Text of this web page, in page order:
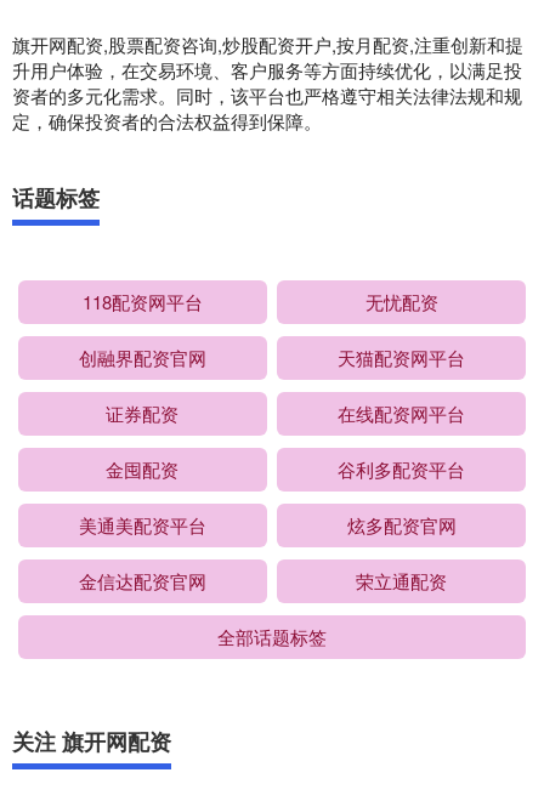
旗开网配资,股票配资咨询,炒股配资开户,按月配资,注重创新和提
升用户体验，在交易环境、客户服务等方面持续优化，以满足投
资者的多元化需求。同时，该平台也严格遵守相关法律法规和规
定，确保投资者的合法权益得到保障。
话题标签
118配资网平台 无忧配资
创融界配资官网 天猫配资网平台
证券配资 在线配资网平台
金囤配资 谷利多配资平台
美通美配资平台 炫多配资官网
金信达配资官网 荣立通配资
全部话题标签
关注 旗开网配资